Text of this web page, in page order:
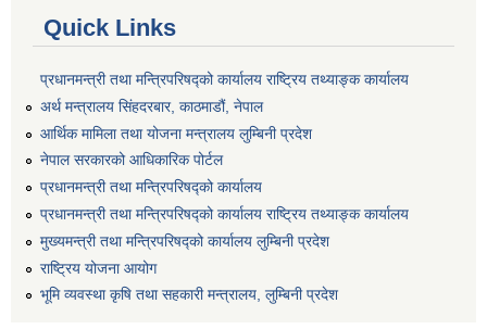
Quick Links
प्रधानमन्त्री तथा मन्त्रिपरिषद्को कार्यालय राष्ट्रिय तथ्याङ्क कार्यालय
अर्थ मन्त्रालय सिंहदरबार, काठमाडौं, नेपाल
आर्थिक मामिला तथा योजना मन्त्रालय लुम्बिनी प्रदेश
नेपाल सरकारको आधिकारिक पोर्टल
प्रधानमन्त्री तथा मन्त्रिपरिषद्को कार्यालय
प्रधानमन्त्री तथा मन्त्रिपरिषद्को कार्यालय राष्ट्रिय तथ्याङ्क कार्यालय
मुख्यमन्त्री तथा मन्त्रिपरिषद्को कार्यालय लुम्बिनी प्रदेश
राष्ट्रिय योजना आयोग
भूमि व्यवस्था कृषि तथा सहकारी मन्त्रालय, लुम्बिनी प्रदेश